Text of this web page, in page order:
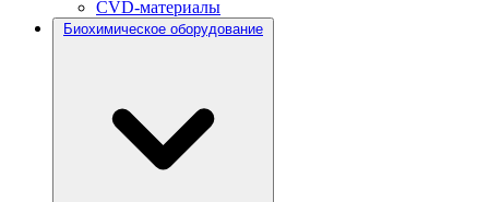
CVD-материалы
Биохимическое оборудование